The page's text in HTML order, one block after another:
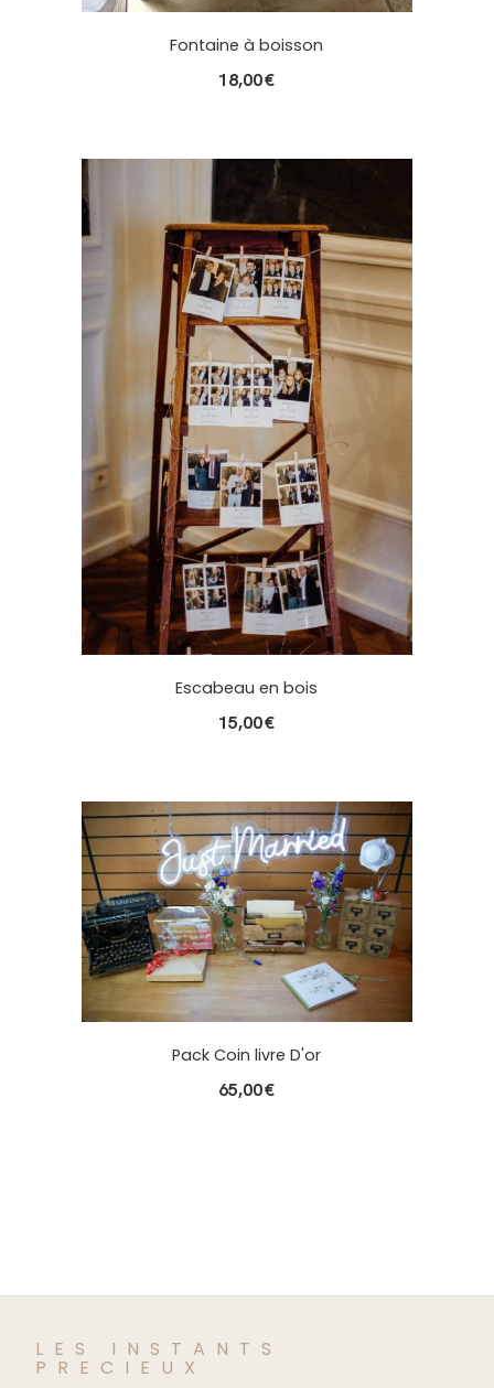
Fontaine à boisson
18,00€
Escabeau en bois
15,00€
Pack Coin livre D'or
65,00€
LES INSTANTS
PRECIEUX